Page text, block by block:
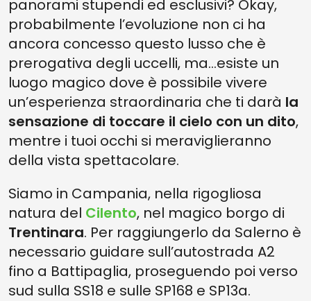
panorami stupendi ed esclusivi? Okay,
probabilmente l’evoluzione non ci ha
ancora concesso questo lusso che è
prerogativa degli uccelli, ma...esiste un
luogo magico dove è possibile vivere
un’esperienza straordinaria che ti darà la
sensazione di toccare il cielo con un dito,
mentre i tuoi occhi si meraviglieranno
della vista spettacolare.
Siamo in Campania, nella rigogliosa
natura del Cilento, nel magico borgo di
Trentinara. Per raggiungerlo da Salerno è
necessario guidare sull’autostrada A2
fino a Battipaglia, proseguendo poi verso
sud sulla SS18 e sulle SP168 e SP13a.